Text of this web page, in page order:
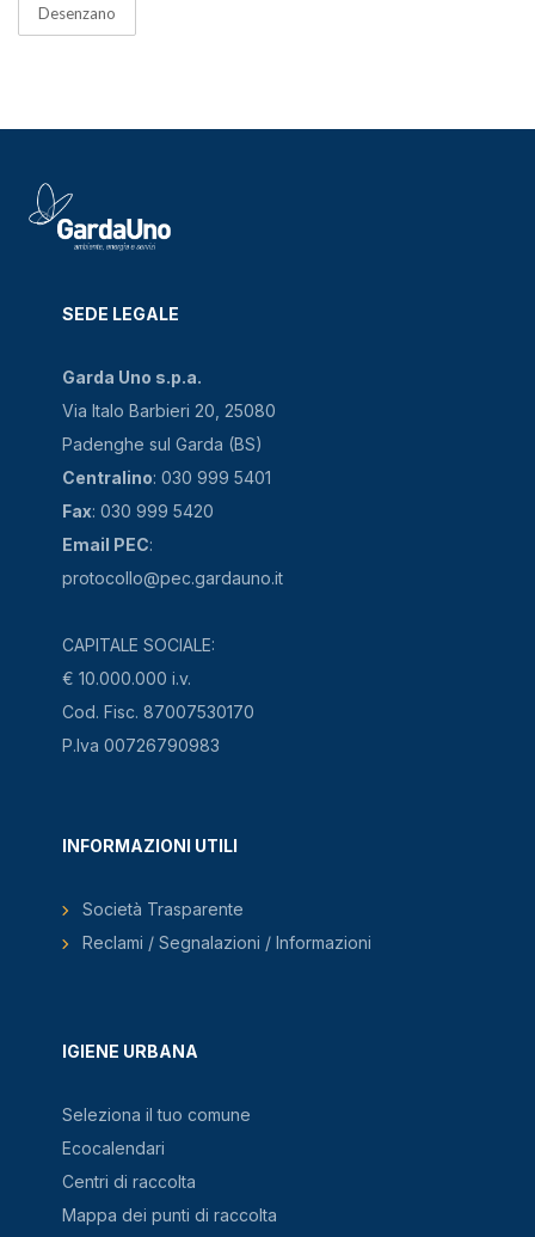
Desenzano
SEDE LEGALE
Garda Uno s.p.a.
Via Italo Barbieri 20, 25080
Padenghe sul Garda (BS)
Centralino: 030 999 5401
Fax: 030 999 5420
Email PEC:
protocollo@pec.gardauno.it
CAPITALE SOCIALE:
€ 10.000.000 i.v.
Cod. Fisc. 87007530170
P.Iva 00726790983
IGIENE URBANA
Seleziona il tuo comune
Ecocalendari
Centri di raccolta
Mappa dei punti di raccolta
INFORMAZIONI UTILI
Società Trasparente
Reclami / Segnalazioni / Informazioni